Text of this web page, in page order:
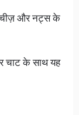
चीज़ और नट्स के
चाट के साथ यह